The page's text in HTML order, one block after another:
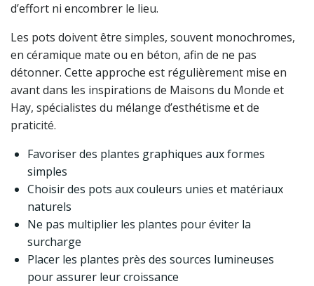
d’effort ni encombrer le lieu.
Les pots doivent être simples, souvent monochromes,
en céramique mate ou en béton, afin de ne pas
détonner. Cette approche est régulièrement mise en
avant dans les inspirations de Maisons du Monde et
Hay, spécialistes du mélange d’esthétisme et de
praticité.
Favoriser des plantes graphiques aux formes
simples
Choisir des pots aux couleurs unies et matériaux
naturels
Ne pas multiplier les plantes pour éviter la
surcharge
Placer les plantes près des sources lumineuses
pour assurer leur croissance